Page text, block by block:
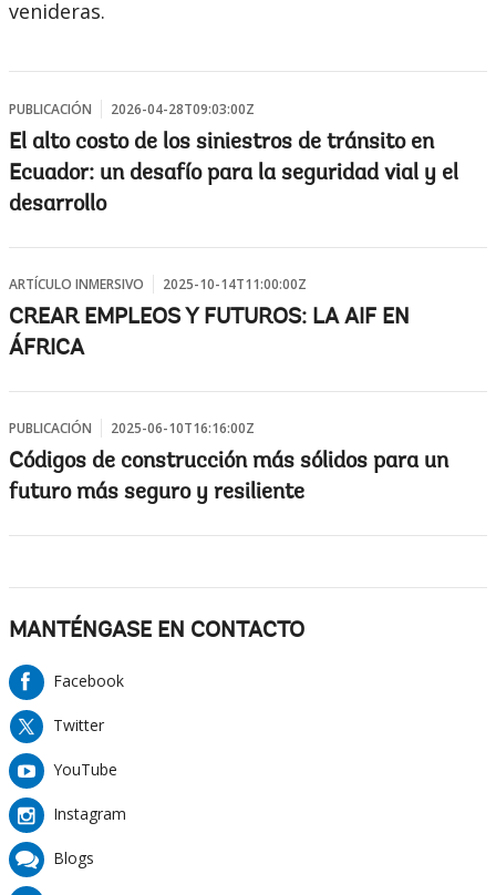
venideras.
PUBLICACIÓN 2026-04-28T09:03:00Z
El alto costo de los siniestros de tránsito en
Ecuador: un desafío para la seguridad vial y el
desarrollo
ARTÍCULO INMERSIVO 2025-10-14T11:00:00Z
CREAR EMPLEOS Y FUTUROS: LA AIF EN
ÁFRICA
PUBLICACIÓN 2025-06-10T16:16:00Z
Códigos de construcción más sólidos para un
futuro más seguro y resiliente
MANTÉNGASE EN CONTACTO
Facebook
Twitter
YouTube
Instagram
Blogs